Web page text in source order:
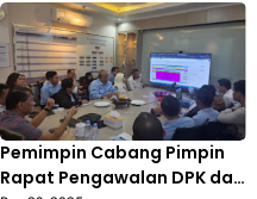
Pemimpin Cabang Pimpin
Rapat Pengawalan DPK dan